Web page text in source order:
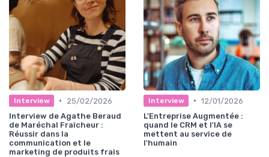
Interview •
25/02/2026
Interview de Agathe Beraud
de Maréchal Fraîcheur :
Réussir dans la
communication et le
marketing de produits frais
Interview • 12/01/2026
L'Entreprise Augmentée :
quand le CRM et l'IA se
mettent au service de
l'humain